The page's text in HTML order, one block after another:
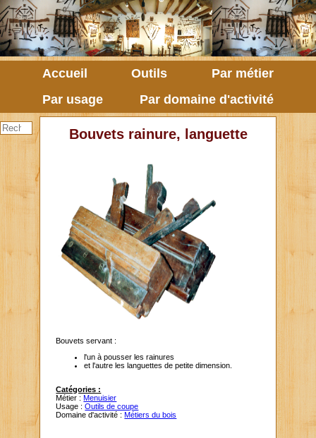
Accueil Outils
Par métier
Par usage
Par domaine d'activité
Bouvets rainure, languette
Bouvets servant :
l'un à pousser les rainures
et l'autre les languettes de petite dimension.
Catégories :
Métier :Menuisier
Usage :Outils de coupe
Domaine d'activité :Métiers du bois